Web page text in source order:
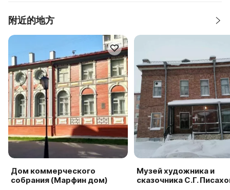
附近的地方
Дом коммерческого
собрания (Марфин дом)
Музей художника и
сказочника С.Г.